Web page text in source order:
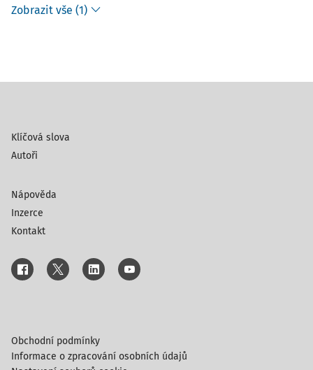
Zobrazit vše (1)
Klíčová slova
Autoři
Nápověda
Inzerce
Kontakt
Obchodní podmínky
Informace o zpracování osobních údajů